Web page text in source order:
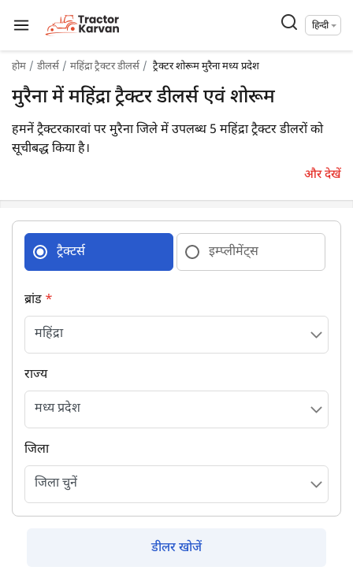
हिन्दी
होम डीलर्स महिंद्रा ट्रैक्टर डीलर्स ट्रैक्टर शोरूम मुरैना मध्य प्रदेश
मुरैना में महिंद्रा ट्रैक्टर डीलर्स एवं शोरूम
हमनें ट्रैक्टरकारवां पर मुरैना जिले में उपलब्ध 5 महिंद्रा ट्रैक्टर डीलरों को
सूचीबद्ध किया है।
और देखें
ट्रैक्टर्स इम्प्लीमेंट्स
ब्रांड *
राज्य
जिला
डीलर खोजें